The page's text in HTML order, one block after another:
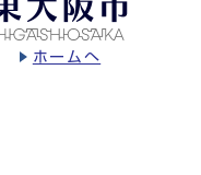
ホームへ